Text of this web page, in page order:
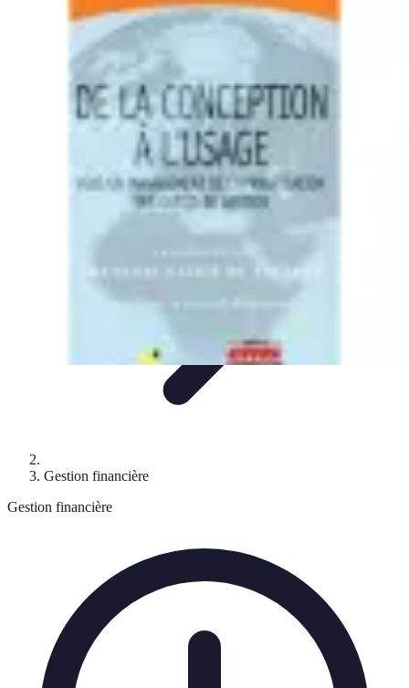
Projets Matures
Gestion des Parties Prenantes
Gestion de
Gestion de Projet
Projets Matures
Gestion financière
Gestion financière